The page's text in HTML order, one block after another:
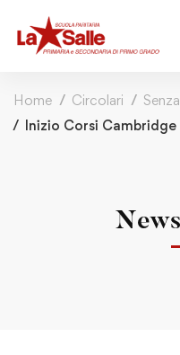
Home Circolari
Inizio Corsi Cambridge